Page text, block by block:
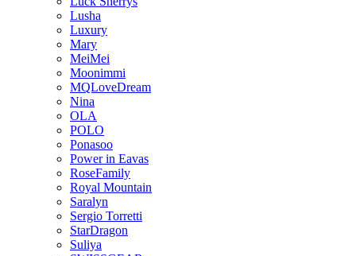
Lusha
Luxury
Mary
MeiMei
Moonimmi
MQLoveDream
Nina
OLA
POLO
Ponasoo
Power in Eavas
RoseFamily
Royal Mountain
Saralyn
Sergio Torretti
StarDragon
Suliya